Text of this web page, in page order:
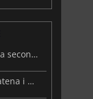
Warhammer 40.000: Rogue Trader avrà una seconda possibilità su Switch 2
Il DLC Infinite Museion di Rogue Trader scatena i Necrons